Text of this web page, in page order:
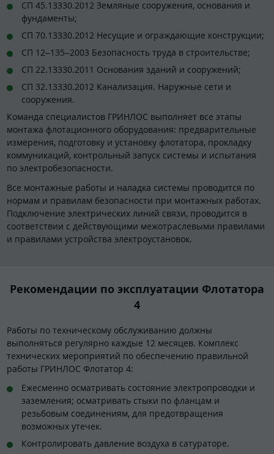
СП 45.13330.2012 Земляные сооружения, основания и
фундаменты;
СП 70.13330.2012 Несущие и ограждающие конструкции;
СП 12–135–2003 Безопасность труда в строительстве;
СП 22.13330.2011 Основания зданий и сооружений;
СП 32.13330.2012 Канализация. Наружные сети и
сооружения.
Команда специалистов ГРИНЛОС выполняет все этапы
монтажа флотационного оборудования: предварительные
измерения, подготовку и установку флотатора, прокладку
коммуникаций, контрольный запуск системы и испытания
по электробезопасности.
Все монтажные работы и наладка системы проводится по
нормам и правилам безопасности при монтажных работах.
Подключение электрических линий связи, проводится в
соответствии с действующими межотраслевыми правилами
и правилами устройства электроустановок.
Рекомендации по эксплуатации Флотатора
4
Работы по техническому обслуживанию должны
выполняться регулярно каждые 12 месяцев. Комплекс
технических мероприятий по обеспечению правильной
работы ГРИНЛОС Флотатор 4:
Ежесменно осматривать состояние электропроводки и
заземления; осматривать стыки по фланцам и
резьбовым соединениям, для предотвращения
возможных утечек.
Контролировать давление воздуха в сатураторе.